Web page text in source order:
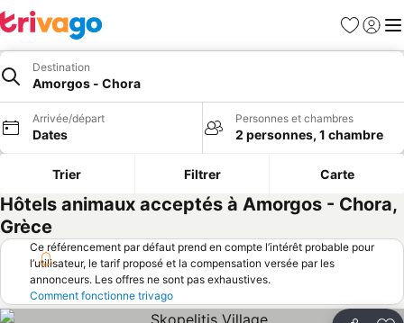
Favoris
Se
Destination
Amorgos - Chora
Arrivée/départ
Dates
Personnes et chambres
2 personnes, 1 chambre
Trier Filtrer Carte
Hôtels animaux acceptés à Amorgos - Chora,
Grèce
Ce référencement par défaut prend en compte l’intérêt probable pour
l’utilisateur, le tarif proposé et la compensation versée par les
annonceurs. Les offres ne sont pas exhaustives.
Comment fonctionne trivago